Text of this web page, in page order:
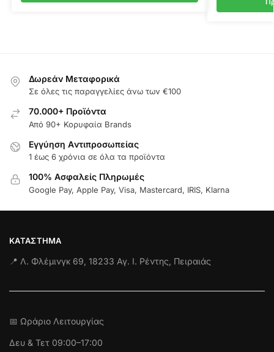
Δωρεάν Μεταφορικά
Σε όλες τις παραγγελίες άνω των €100
70.000+ Προϊόντα
Από 90+ Κορυφαία Brands
Εγγύηση Aντιπροσωπείας
1 έως 6 χρόνια σε όλα τα προϊόντα
100% Ασφαλείς Πληρωμές
Google Pay, Apple Pay, Visa, Mastercard, IRIS, Klarna
ΚΑΤΆΣΤΗΜΑ
📍 Λ. Φλέμινγκ 69, 18233 Αγ. Ι. Ρέντης, Πειραιάς
📅 Ωράριο Λειτουργίας
Δευ & Τετ 09:00–17:00